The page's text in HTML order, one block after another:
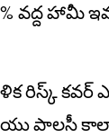
వద్ద హామీ
రిస్క్ కవర్
పాలసీ